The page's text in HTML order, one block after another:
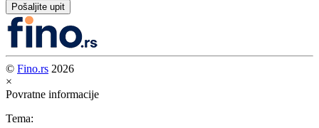
Pošaljite upit
© Fino.rs 2026
×
Povratne informacije
Tema: